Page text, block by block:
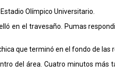
Olímpico Universitario.
en el travesaño. Pumas
que terminó en el fondo de las
del área. Cuatro minutos más